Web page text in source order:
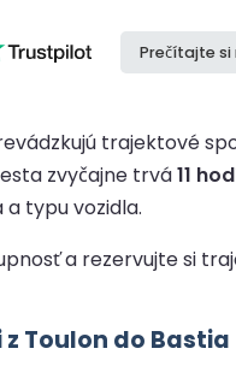
Prečítajte si
trajektové
zvyčajne trvá11
typu vozidla.
a rezervujte si
Toulon do Bastia